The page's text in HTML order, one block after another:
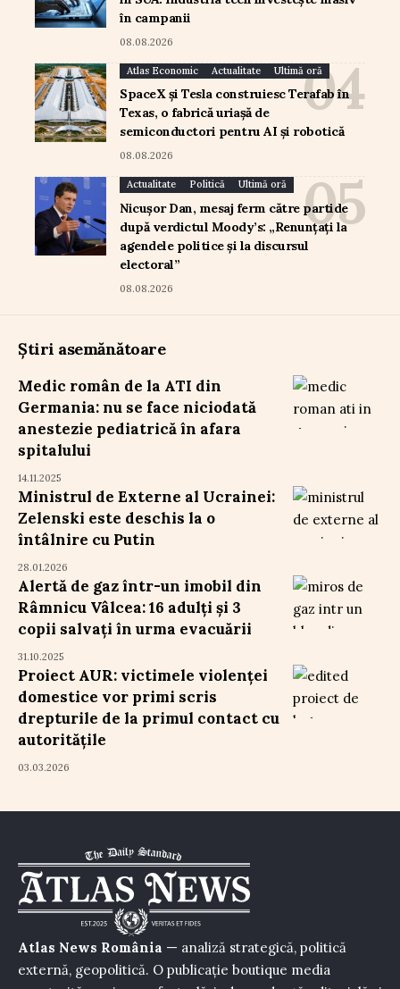
în campanii
08.08.2026
Atlas Economic Actualitate Ultimă oră
SpaceX și Tesla construiesc Terafab în
Texas, o fabrică uriașă de
semiconductori pentru AI și robotică
08.08.2026
Actualitate Politică Ultimă oră
Nicușor Dan, mesaj ferm către partide
după verdictul Moody’s: „Renunțați la
agendele politice și la discursul
electoral”
08.08.2026
Știri asemănătoare
Medic român de la ATI din
Germania: nu se face niciodată
anestezie pediatrică în afara
spitalului
14.11.2025
Ministrul de Externe al Ucrainei:
Zelenski este deschis la o
întâlnire cu Putin
28.01.2026
Alertă de gaz într-un imobil din
Râmnicu Vâlcea: 16 adulți și 3
copii salvați în urma evacuării
31.10.2025
Proiect AUR: victimele violenței
domestice vor primi scris
drepturile de la primul contact cu
autoritățile
03.03.2026
Atlas News România — analiză strategică, politică
externă, geopolitică. O publicație boutique media